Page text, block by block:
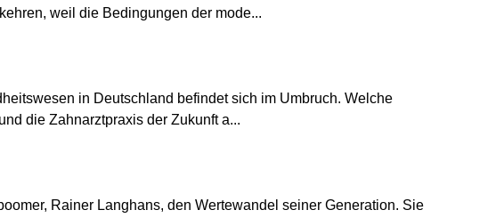
weil die Bedingungen der mode...
in Deutschland befindet sich im Umbruch. Welche
die Zahnarztpraxis der Zukunft a...
Rainer Langhans, den Wertewandel seiner Generation. Sie